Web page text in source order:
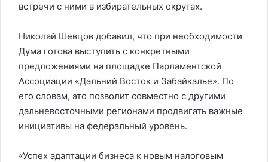
встречи с ними в избирательных округах.
Николай Шевцов добавил, что при необходимости
Дума готова выступить с конкретными
предложениями на площадке Парламентской
Ассоциации «Дальний Восток и Забайкалье». По
его словам, это позволит совместно с другими
дальневосточными регионами продвигать важные
инициативы на федеральный уровень.
«Успех адаптации бизнеса к новым налоговым